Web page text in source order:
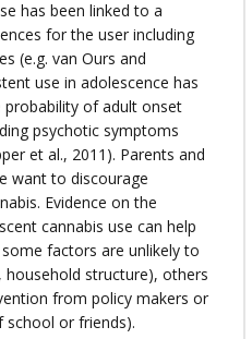
has been linked to a
for the user including
(e.g. van Ours and
use in adolescence has
of adult onset
psychotic symptoms
et al., 2011). Parents and
want to discourage
Evidence on the
cannabis use can help
factors are unlikely to
household structure), others
from policy makers or
school or friends).